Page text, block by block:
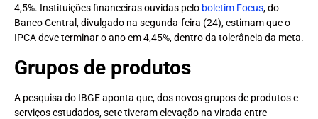
4,5%. Instituições financeiras ouvidas pelo boletim Focus, do
Banco Central, divulgado na segunda-feira (24), estimam que o
IPCA deve terminar o ano em 4,45%, dentro da tolerância da meta.
Grupos de produtos
A pesquisa do IBGE aponta que, dos novos grupos de produtos e
serviços estudados, sete tiveram elevação na virada entre